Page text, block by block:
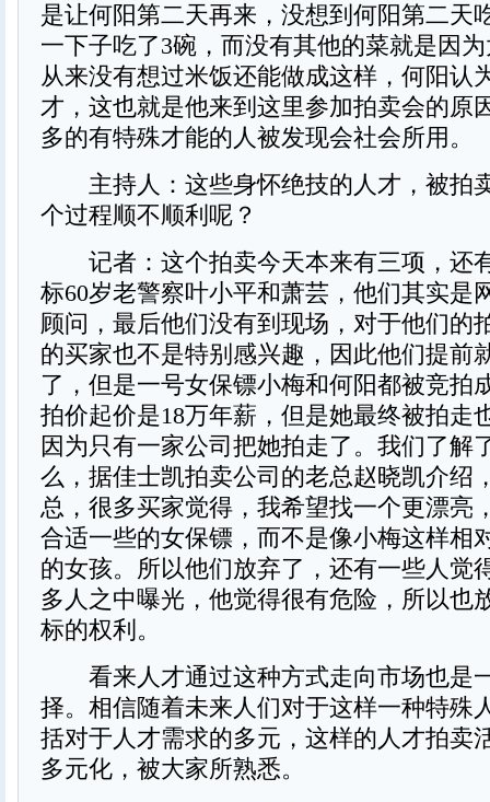
是让何阳第二天再来，没想到何阳第二天
一下子吃了3碗，而没有其他的菜就是因
从来没有想过米饭还能做成这样，何阳认
才，这也就是他来到这里参加拍卖会的原
多的有特殊才能的人被发现会社会所用。
主持人：这些身怀绝技的人才，被拍
个过程顺不顺利呢？
记者：这个拍卖今天本来有三项，还
标60岁老警察叶小平和萧芸，他们其实是
顾问，最后他们没有到现场，对于他们的
的买家也不是特别感兴趣，因此他们提前
了，但是一号女保镖小梅和何阳都被竞拍
拍价起价是18万年薪，但是她最终被拍走
因为只有一家公司把她拍走了。我们了解
么，据佳士凯拍卖公司的老总赵晓凯介绍
总，很多买家觉得，我希望找一个更漂亮
合适一些的女保镖，而不是像小梅这样相
的女孩。所以他们放弃了，还有一些人觉
多人之中曝光，他觉得很有危险，所以也
标的权利。
看来人才通过这种方式走向市场也是
择。相信随着未来人们对于这样一种特殊
括对于人才需求的多元，这样的人才拍卖
多元化，被大家所熟悉。